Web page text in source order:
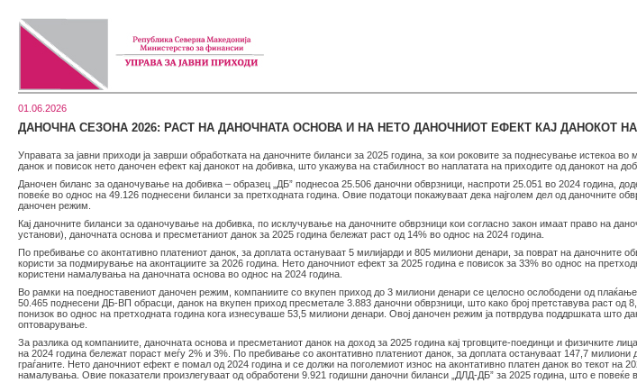
01.06.2026
ДАНОЧНА СЕЗОНА 2026: РАСТ НА ДАНОЧНАТА ОСНОВА И НА НЕТО ДАНОЧНИОТ ЕФЕКТ КАЈ ДАНОКОТ
Управата за јавни приходи ја заврши обработката на даночните биланси за 2025 година, за кои роковите за поднесување истекоа
данок и повисок нето даночен ефект кај данокот на добивка, што укажува на стабилност во наплатата на приходите од данокот на
Даночен биланс за оданочување на добивка – образец „ДБ” поднесоа 25.506 даночни обврзници, наспроти 25.051 во 2024 година,
повеќе во однос на 49.126 поднесени биланси за претходната година. Овие податоци покажуваат дека најголем дел од даночните
даночен режим.
Кај даночните биланси за оданочување на добивка, по исклучување на даночните обврзници кои согласно закон имаат право на
установи), даночната основа и пресметаниот данок за 2025 година бележат раст од 14% во однос на 2024 година.
По пребивање со аконтативно платениот данок, за доплата остануваат 5 милијарди и 805 милиони денари, за поврат на
користи за подмирување на аконтациите за 2026 година. Нето даночниот ефект за 2025 година е повисок за 33% во однос на
користени намалувања на даночната основа во однос на 2024 година.
Во рамки на поедноставениот даночен режим, компаниите со вкупен приход до 3 милиони денари се целосно ослободени од
50.465 поднесени ДБ-ВП обрасци, данок на вкупен приход пресметале 3.883 даночни обврзници, што како број претставува раст
понизок во однос на претходната година кога изнесуваше 53,5 милиони денари. Овој даночен режим ја потврдува поддршката што
оптоварување.
За разлика од компаниите, даночната основа и пресметаниот данок на доход за 2025 година кај трговците-поединци и физичките
на 2024 година бележат пораст меѓу 2% и 3%. По пребивање со аконтативно платениот данок, за доплата остануваат 147,7
граѓаните. Нето даночниот ефект е помал од 2024 година и се должи на поголемиот износ на аконтативно платен данок во текот
намалувања. Овие показатели произлегуваат од обработени 9.921 годишни даночни биланси „ДЛД-ДБ” за 2025 година, што е повеќе